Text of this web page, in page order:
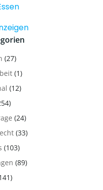
(27)
(1)
(12)
(24)
(33)
(103)
(89)